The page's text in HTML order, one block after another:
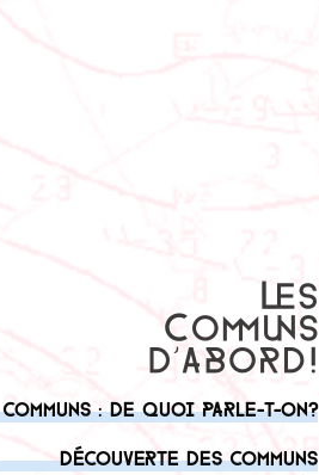
Communs : de quoi parle-t-on?
Découverte des communs